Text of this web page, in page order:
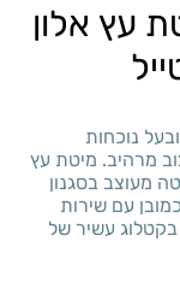
עץ אלון
נוכחות
מרהיב. מיטת עץ
160/190 עם גב מיטה מעוצב בסגנון
עם שירות
עשיר של